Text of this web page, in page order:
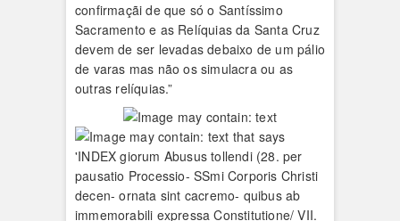
confirmaçãi de que só o Santíssimo
Sacramento e as Relíquias da Santa Cruz
devem de ser levadas debaixo de um pálio
de varas mas não os simulacra ou as
outras relíquias.”